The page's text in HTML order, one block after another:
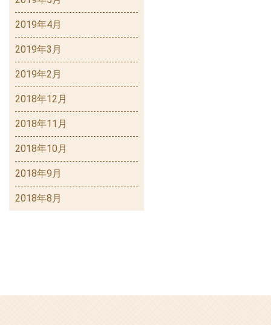
2019年4月
2019年3月
2019年2月
2018年12月
2018年11月
2018年10月
2018年9月
2018年8月